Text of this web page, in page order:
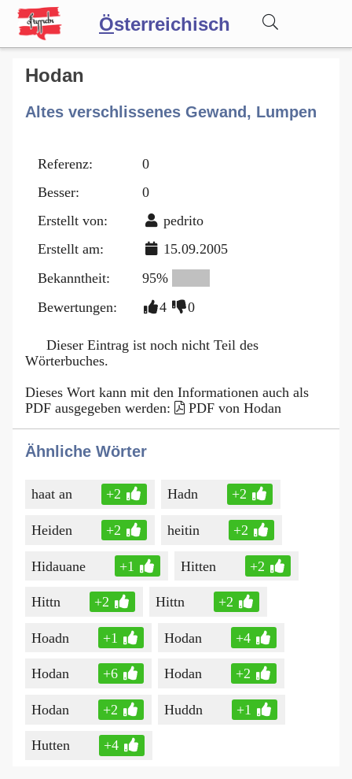
Österreichisch
Wörterbuch
Forum
Blog
Hodan
Altes verschlissenes Gewand, Lumpen
Referenz:
0
Besser:
0
Erstellt von:
pedrito
Erstellt am:
15.09.2005
Bekanntheit:
95%
Bewertungen:
4 0
Dieser Eintrag ist noch nicht Teil des
Wörterbuches.
Dieses Wort kann mit den Informationen auch als
PDF ausgegeben werden:
PDF von Hodan
Ähnliche Wörter
haat an +2 Hadn +2
Heiden +2 heitin +2
Hidauane +1 Hitten +2
Hittn +2 Hittn +2
Hoadn +1 Hodan +4
Hodan +6 Hodan +2
Hodan +2 Huddn +1
Hutten +4